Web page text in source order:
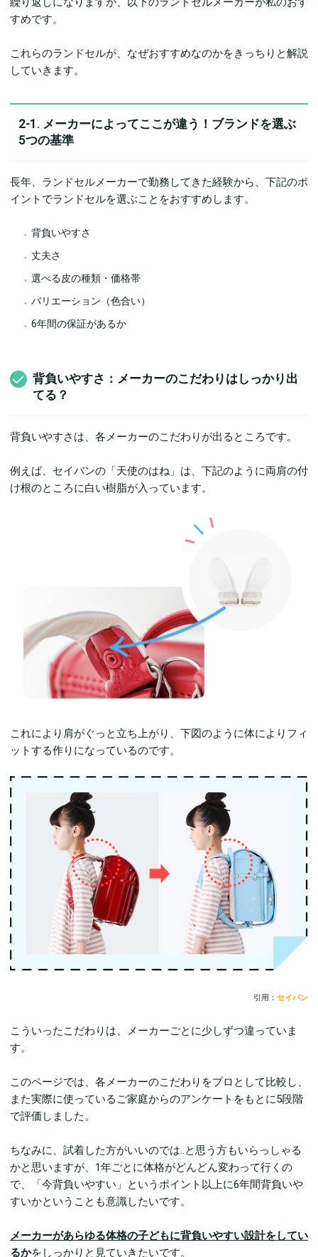
すめです。
これらのランドセルが、なぜおすすめなのかをきっちりと解説
していきます。
2-1. メーカーによってここが違う！ブランドを選ぶ
5つの基準
長年、ランドセルメーカーで勤務してきた経験から、下記のポ
イントでランドセルを選ぶことをおすすめします。
背負いやすさ
丈夫さ
選べる皮の種類・価格帯
バリエーション（色合い）
6年間の保証があるか
背負いやすさ：メーカーのこだわりはしっかり出
てる？
背負いやすさは、各メーカーのこだわりが出るところです。
例えば、セイバンの「天使のはね」は、下記のように両肩の付
け根のところに白い樹脂が入っています。
これにより肩がぐっと立ち上がり、下図のように体によりフィ
ットする作りになっているのです。
引用： セイバン
こういったこだわりは、メーカーごとに少しずつ違っていま
す。
このページでは、各メーカーのこだわりをプロとして比較し、
また実際に使っているご家庭からのアンケートをもとに5段階
で評価しました。
ちなみに、試着した方がいいのでは..と思う方もいらっしゃる
かと思いますが、1年ごとに体格がどんどん変わって行くの
で、「今背負いやすい」というポイント以上に6年間背負いや
すいかということも意識したいです。
メーカーがあらゆる体格の子どもに背負いやすい設計をしてい
るかをしっかりと見ていきたいです。